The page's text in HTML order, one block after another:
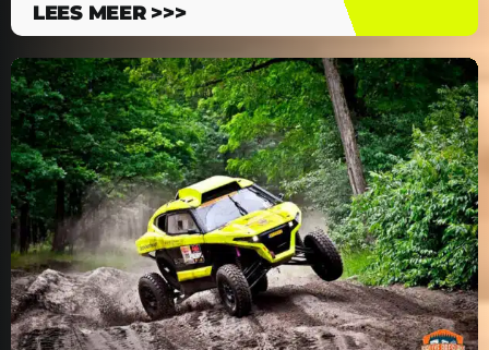
LEES MEER >>>